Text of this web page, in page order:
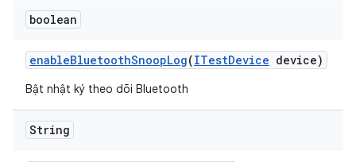
boolean
enableBluetoothSnoopLog(ITestDevice device)
Bật nhật ký theo dõi Bluetooth
String